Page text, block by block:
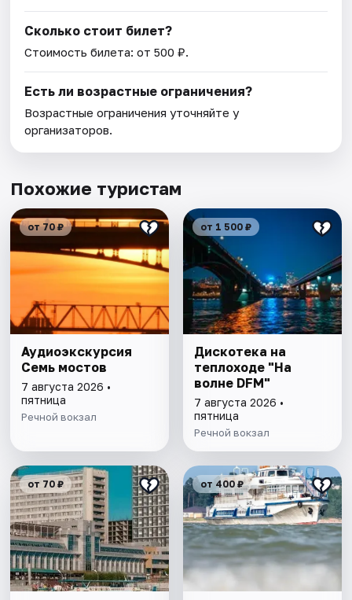
Сколько стоит билет?
Стоимость билета: от 500 ₽.
Есть ли возрастные ограничения?
Возрастные ограничения уточняйте у
организаторов.
Похожие туристам
от 70 ₽
Аудиоэкскурсия
Семь мостов
7 августа 2026 •
пятница
Речной вокзал
от 1 500 ₽
Дискотека на
теплоходе "На
волне DFM"
7 августа 2026 •
пятница
Речной вокзал
от 70 ₽ от 400 ₽